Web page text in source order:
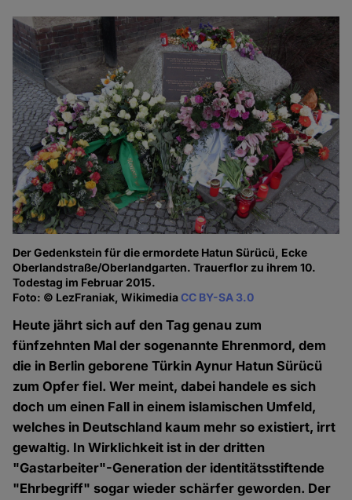
Der Gedenkstein für die ermordete Hatun Sürücü, Ecke
Oberlandstraße/Oberlandgarten. Trauerflor zu ihrem 10.
Todestag im Februar 2015.
Foto: © LezFraniak, WikimediaCC BY-SA 3.0
Heute jährt sich auf den Tag genau zum
fünfzehnten Mal der sogenannte Ehrenmord, dem
die in Berlin geborene Türkin Aynur Hatun Sürücü
zum Opfer fiel. Wer meint, dabei handele es sich
doch um einen Fall in einem islamischen Umfeld,
welches in Deutschland kaum mehr so existiert, irrt
gewaltig. In Wirklichkeit ist in der dritten
"Gastarbeiter"-Generation der identitätsstiftende
"Ehrbegriff" sogar wieder schärfer geworden. Der